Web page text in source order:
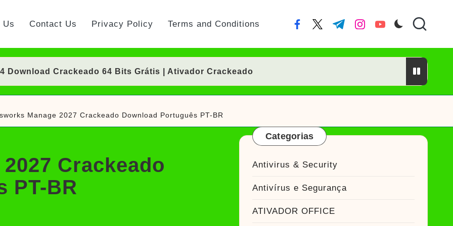
Us Contact Us Privacy Policy Terms and Conditions facebook.com
twitter.com
t.me instagram.com
youtube.com
Download Crackeado 64 Bits Grátis | Ativador Crackeado
Crackeado 64 Bits Português Grátis | Ativador Crackeado
Crackeado Download Português PT-BR
Download Crackeado 64 Bits Grátis | Ativador Crackeado
Download Português PT-BR
Download Grátis + Licença/Serial | Ativador Crackeado
Grátis 64 Bits Português (Portable/Instalador) | Ativador Crackeado
Manage 2027 Crackeado Download Português PT-BR
Crackeado
PT-BR
Categorias
Antivirus & Security
Antivírus e Segurança
ATIVADOR OFFICE